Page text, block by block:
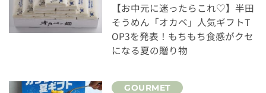
【お中元に迷ったらこれ♡】半田
そうめん「オカベ」人気ギフトT
OP3を発表！もちもち食感がクセ
になる夏の贈り物